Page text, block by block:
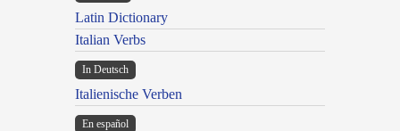
Latin Dictionary
Italian Verbs
In Deutsch
Italienische Verben
En español